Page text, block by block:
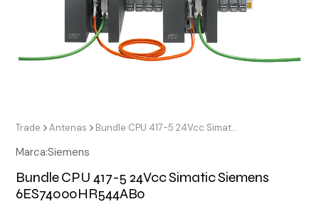
Trade Antenas Bundle CPU 417-5 24Vcc Simatic Siemens 6ES74000HR544AB0
Marca:Siemens
Bundle CPU 417-5 24Vcc Simatic Siemens
6ES74000HR544AB0